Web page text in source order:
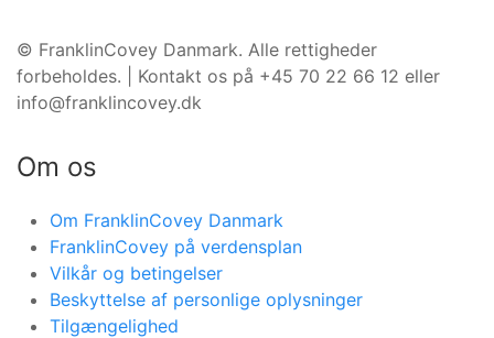
©️ FranklinCovey Danmark. Alle rettigheder
forbeholdes. | Kontakt os på +45 70 22 66 12 eller
info@franklincovey.dk
Om os
Om FranklinCovey Danmark
FranklinCovey på verdensplan
Vilkår og betingelser
Beskyttelse af personlige oplysninger
Tilgængelighed